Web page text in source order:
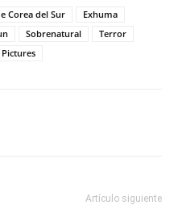
Corea del Sur
Exhuma
Sobrenatural
Terror
Artículo siguiente